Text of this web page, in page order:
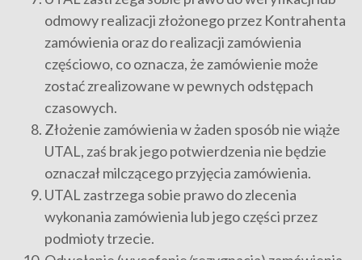
odmowy realizacji złożonego przez Kontrahenta
zamówienia oraz do realizacji zamówienia
częściowo, co oznacza, że zamówienie może
zostać zrealizowane w pewnych odstępach
czasowych.
Złożenie zamówienia w żaden sposób nie wiąże
UTAL, zaś brak jego potwierdzenia nie będzie
oznaczał milczącego przyjęcia zamówienia.
UTAL zastrzega sobie prawo do zlecenia
wykonania zamówienia lub jego części przez
podmioty trzecie.